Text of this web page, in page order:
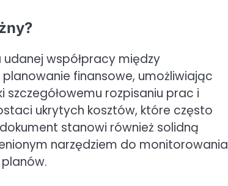
współpracy między
finansowe, umożliwiając
szczegółowemu rozpisaniu prac i
ukrytych kosztów, które często
stanowi również solidną
narzędziem do monitorowania